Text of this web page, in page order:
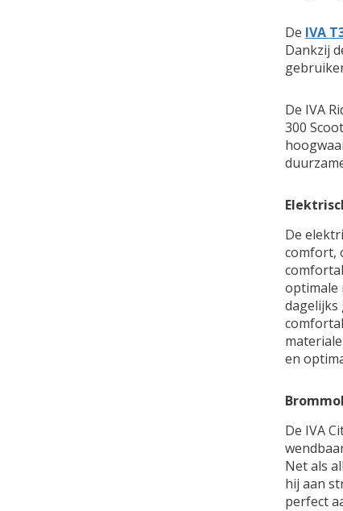
De IVA
Dankzij
De IVA
300
De
comfort,
optimale
dagelijks
en
De IVA
Net als
hij aan
perfect